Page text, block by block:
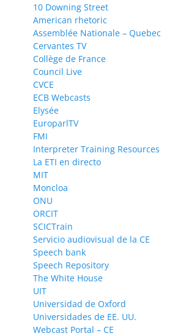
10 Downing Street
American rhetoric
Assemblée Nationale – Quebec
Cervantes TV
Collège de France
Council Live
CVCE
ECB Webcasts
Elysée
EuroparlTV
FMI
Interpreter Training Resources
La ETI en directo
MIT
Moncloa
ONU
ORCIT
SCICTrain
Servicio audiovisual de la CE
Speech bank
Speech Repository
The White House
UIT
Universidad de Oxford
Universidades de EE. UU.
Webcast Portal – CE